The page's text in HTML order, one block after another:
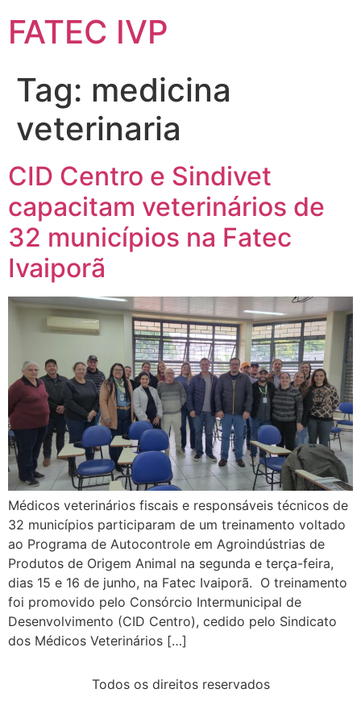
FATEC IVP
Tag: medicina
veterinaria
CID Centro e Sindivet
capacitam veterinários de
32 municípios na Fatec
Ivaiporã
Médicos veterinários fiscais e responsáveis técnicos de
32 municípios participaram de um treinamento voltado
ao Programa de Autocontrole em Agroindústrias de
Produtos de Origem Animal na segunda e terça-feira,
dias 15 e 16 de junho, na Fatec Ivaiporã. O treinamento
foi promovido pelo Consórcio Intermunicipal de
Desenvolvimento (CID Centro), cedido pelo Sindicato
dos Médicos Veterinários […]
Todos os direitos reservados